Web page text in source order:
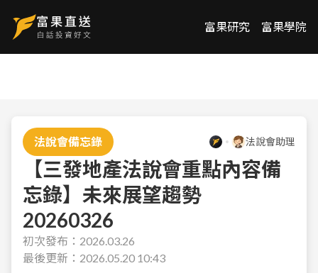
富果研究 富果學院
法說會備忘錄 法說會助理
【三發地產法說會重點內容備
忘錄】未來展望趨勢
20260326
初次發布： 2026.03.26
最後更新： 2026.05.20 10:43